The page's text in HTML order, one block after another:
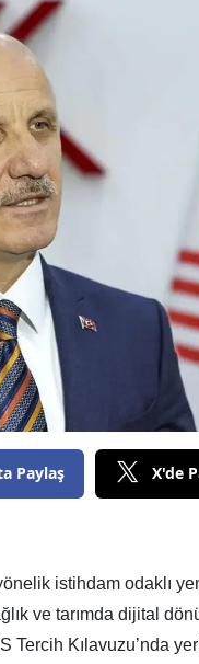
Paylaş X'de
istihdam odaklı
ve tarımda dijital
Tercih Kılavuzu’nda